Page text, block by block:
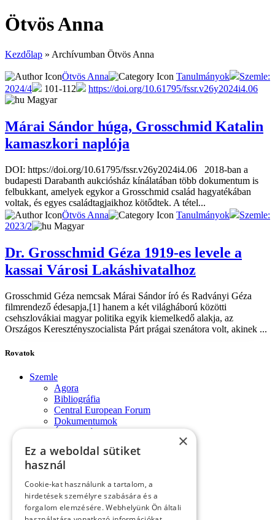
Ötvös Anna
Kezdőlap » Archívumban Ötvös Anna
Ötvös Anna Tanulmányok
Szemle:
2024/4
101-112
https://doi.org/10.61795/fssr.v26y2024i4.06
Magyar
Márai Sándor húga, Grosschmid Katalin
kamaszkori naplója
DOI: https://doi.org/10.61795/fssr.v26y2024i4.06 2018-ban a
budapesti Darabanth aukciósház kínálatában több dokumentum is
felbukkant, amelyek egykor a Grosschmid család hagyatékában
voltak, és egyes családtagjaikhoz kötődtek. A tétel...
Ötvös Anna
Tanulmányok
Szemle:
2023/2
Magyar
Dr. Grosschmid Géza 1919-es levele a
kassai Városi Lakáshivatalhoz
Grosschmid Géza nemcsak Márai Sándor író és Radványi Géza
filmrendező édesapja,[1] hanem a két világháború közötti
csehszlovákiai magyar politika egyik kiemelkedő alakja, az
Országos Keresztényszocialista Párt prágai szenátora volt, akinek ...
Rovatok
Szemle
Agora
Bibliográfia
Central European Forum
Dokumentumok
Évforduló
Impresszum
Konferencia
Kósa László köszöntése
Köszöntő
Közlemények
×
Ez a weboldal sütiket
használ
Cookie-kat használunk a tartalom, a
hirdetések személyre szabására és a
forgalom elemzésére. Webhelyünk Ön általi